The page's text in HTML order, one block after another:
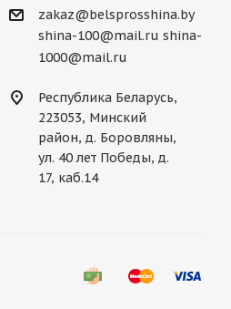
zakaz@belsprosshina.by
shina-100@mail.ru shina-
1000@mail.ru
Республика Беларусь,
223053, Минский
район, д. Боровляны,
ул. 40 лет Победы, д.
17, каб.14